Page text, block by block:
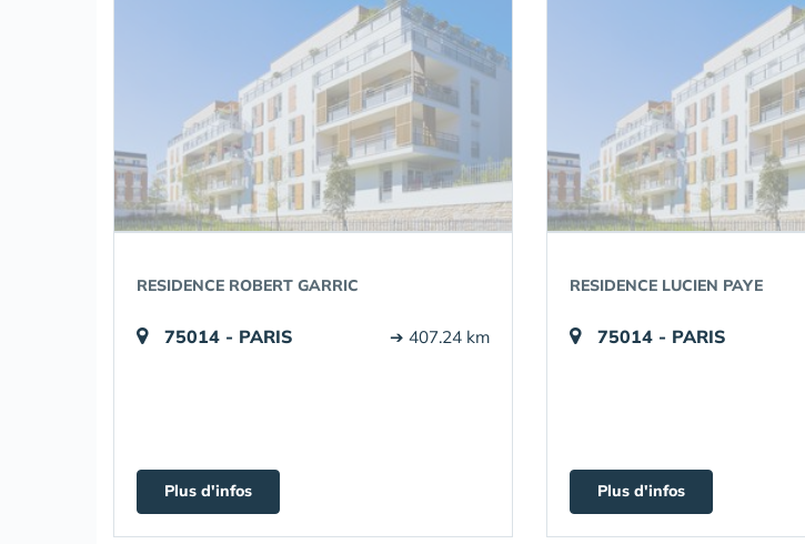
RESIDENCE ROBERT GARRIC
75014 - PARIS ➔ 407.24 km
Plus d'infos
RESIDENCE LUCIEN PAYE
75014 - PARIS
Plus d'infos